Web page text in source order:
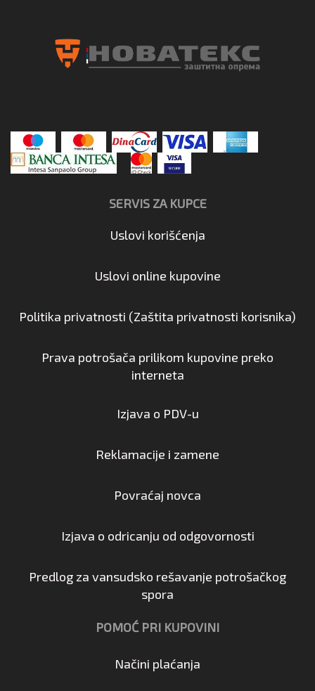
SERVIS ZA KUPCE
Uslovi korišćenja
Uslovi online kupovine
Politika privatnosti (Zaštita privatnosti korisnika)
Prava potrošača prilikom kupovine preko
interneta
Izjava o PDV-u
Reklamacije i zamene
Povraćaj novca
Izjava o odricanju od odgovornosti
Predlog za vansudsko rešavanje potrošačkog
spora
POMOĆ PRI KUPOVINI
Načini plaćanja